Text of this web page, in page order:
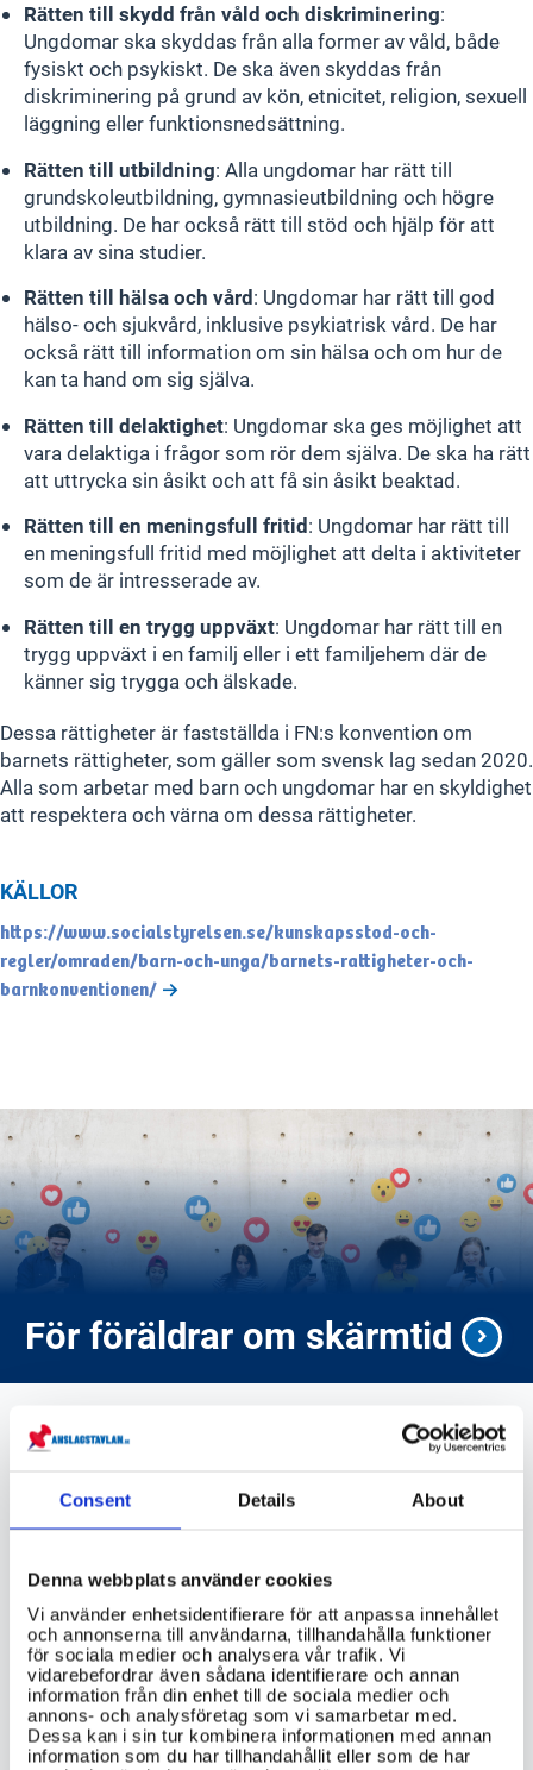
Consent Details About
Denna webbplats använder cookies
Vi använder enhetsidentifierare för att anpassa innehållet
och annonserna till användarna, tillhandahålla funktioner
för sociala medier och analysera vår trafik. Vi
vidarebefordrar även sådana identifierare och annan
information från din enhet till de sociala medier och
annons- och analysföretag som vi samarbetar med.
Dessa kan i sin tur kombinera informationen med annan
information som du har tillhandahållit eller som de har
Rätten till skydd från våld och diskriminering:
Ungdomar ska skyddas från alla former av våld, både
fysiskt och psykiskt. De ska även skyddas från
diskriminering på grund av kön, etnicitet, religion, sexuell
läggning eller funktionsnedsättning.
Rätten till utbildning: Alla ungdomar har rätt till
grundskoleutbildning, gymnasieutbildning och högre
utbildning. De har också rätt till stöd och hjälp för att
klara av sina studier.
Rätten till hälsa och vård: Ungdomar har rätt till god
hälso- och sjukvård, inklusive psykiatrisk vård. De har
också rätt till information om sin hälsa och om hur de
kan ta hand om sig själva.
Rätten till delaktighet: Ungdomar ska ges möjlighet att
vara delaktiga i frågor som rör dem själva. De ska ha rätt
att uttrycka sin åsikt och att få sin åsikt beaktad.
Rätten till en meningsfull fritid: Ungdomar har rätt till
en meningsfull fritid med möjlighet att delta i aktiviteter
som de är intresserade av.
Rätten till en trygg uppväxt: Ungdomar har rätt till en
trygg uppväxt i en familj eller i ett familjehem där de
känner sig trygga och älskade.
Dessa rättigheter är fastställda i FN:s konvention om
barnets rättigheter, som gäller som svensk lag sedan 2020.
Alla som arbetar med barn och ungdomar har en skyldighet
att respektera och värna om dessa rättigheter.
KÄLLOR
https://www.socialstyrelsen.se/kunskapsstod-och-
regler/omraden/barn-och-unga/barnets-rattigheter-och-
barnkonventionen/
För föräldrar om skärmtid
socialstyrelsen.se
Finns det några specifika rättigheter för
ungdomar i Sverige som skiljer sig från
vuxnas rättigheter?
Vilka rättigheter har ungdomar i